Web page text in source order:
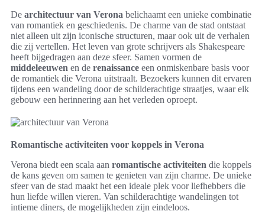
De architectuur van Verona belichaamt een unieke combinatie
van romantiek en geschiedenis. De charme van de stad ontstaat
niet alleen uit zijn iconische structuren, maar ook uit de verhalen
die zij vertellen. Het leven van grote schrijvers als Shakespeare
heeft bijgedragen aan deze sfeer. Samen vormen de
middeleeuwen en de renaissance een onmiskenbare basis voor
de romantiek die Verona uitstraalt. Bezoekers kunnen dit ervaren
tijdens een wandeling door de schilderachtige straatjes, waar elk
gebouw een herinnering aan het verleden oproept.
Romantische activiteiten voor koppels in Verona
Verona biedt een scala aan romantische activiteiten die koppels
de kans geven om samen te genieten van zijn charme. De unieke
sfeer van de stad maakt het een ideale plek voor liefhebbers die
hun liefde willen vieren. Van schilderachtige wandelingen tot
intieme diners, de mogelijkheden zijn eindeloos.